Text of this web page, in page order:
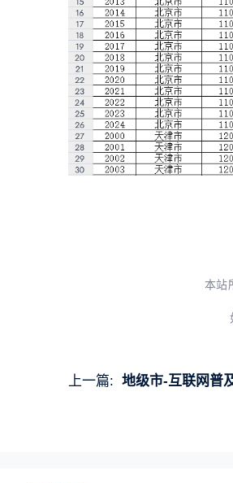
本站
上一篇: 地级市-互联网普